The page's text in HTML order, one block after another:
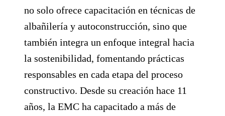
no solo ofrece capacitación en técnicas de
albañilería y autoconstrucción, sino que
también integra un enfoque integral hacia
la sostenibilidad, fomentando prácticas
responsables en cada etapa del proceso
constructivo. Desde su creación hace 11
años, la EMC ha capacitado a más de